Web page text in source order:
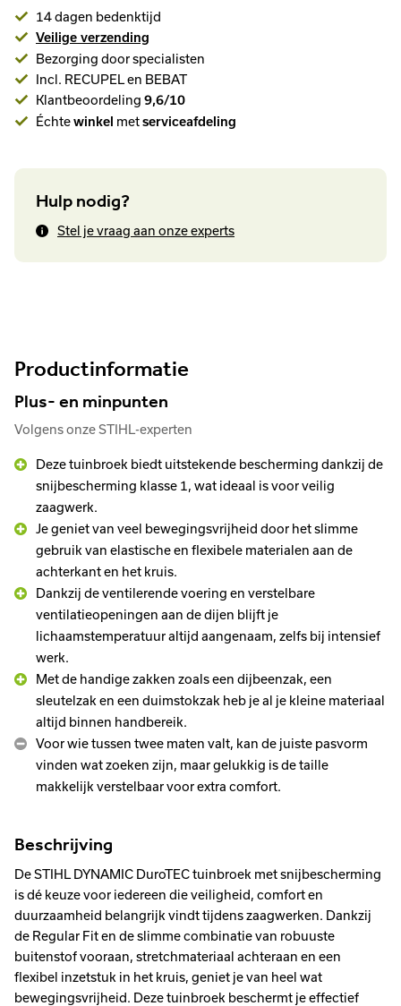
14 dagen bedenktijd
Veilige verzending
Bezorging door specialisten
Incl. RECUPEL en BEBAT
Klantbeoordeling 9,6/10
Échtewinkel metserviceafdeling
Hulp nodig?
Stel je vraag aan onze experts
Productinformatie
Plus- en minpunten
Volgens onze STIHL-experten
Deze tuinbroek biedt uitstekende bescherming dankzij de
snijbescherming klasse 1, wat ideaal is voor veilig
zaagwerk.
Je geniet van veel bewegingsvrijheid door het slimme
gebruik van elastische en flexibele materialen aan de
achterkant en het kruis.
Dankzij de ventilerende voering en verstelbare
ventilatieopeningen aan de dijen blijft je
lichaamstemperatuur altijd aangenaam, zelfs bij intensief
werk.
Met de handige zakken zoals een dijbeenzak, een
sleutelzak en een duimstokzak heb je al je kleine materiaal
altijd binnen handbereik.
Voor wie tussen twee maten valt, kan de juiste pasvorm
vinden wat zoeken zijn, maar gelukkig is de taille
makkelijk verstelbaar voor extra comfort.
Beschrijving
De STIHL DYNAMIC DuroTEC tuinbroek met snijbescherming
is dé keuze voor iedereen die veiligheid, comfort en
duurzaamheid belangrijk vindt tijdens zaagwerken. Dankzij
de Regular Fit en de slimme combinatie van robuuste
buitenstof vooraan, stretchmateriaal achteraan en een
flexibel inzetstuk in het kruis, geniet je van heel wat
bewegingsvrijheid. Deze tuinbroek beschermt je effectief